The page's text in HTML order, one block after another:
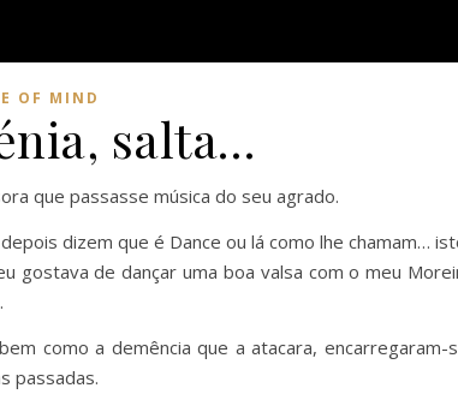
OF MIND
salta…
que passasse música do seu agrado.
dizem que é Dance ou lá como lhe chamam…
gostava de dançar uma boa valsa com o meu
como a demência que a atacara, encarregaram-
passadas.